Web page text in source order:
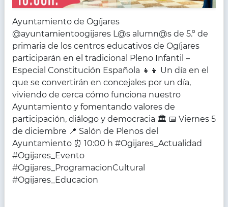
Ayuntamiento de Ogíjares
@ayuntamientoogijares L@s alumn@s de 5.º de
primaria de los centros educativos de Ogíjares
participarán en el tradicional Pleno Infantil –
Especial Constitución Española 👧👦 Un día en el
que se convertirán en concejales por un día,
viviendo de cerca cómo funciona nuestro
Ayuntamiento y fomentando valores de
participación, diálogo y democracia 🏛️ 📅 Viernes 5
de diciembre 📍 Salón de Plenos del
Ayuntamiento ⏰ 10:00 h #Ogijares_Actualidad
#Ogijares_Evento
#Ogijares_ProgramacionCultural
#Ogijares_Educacion